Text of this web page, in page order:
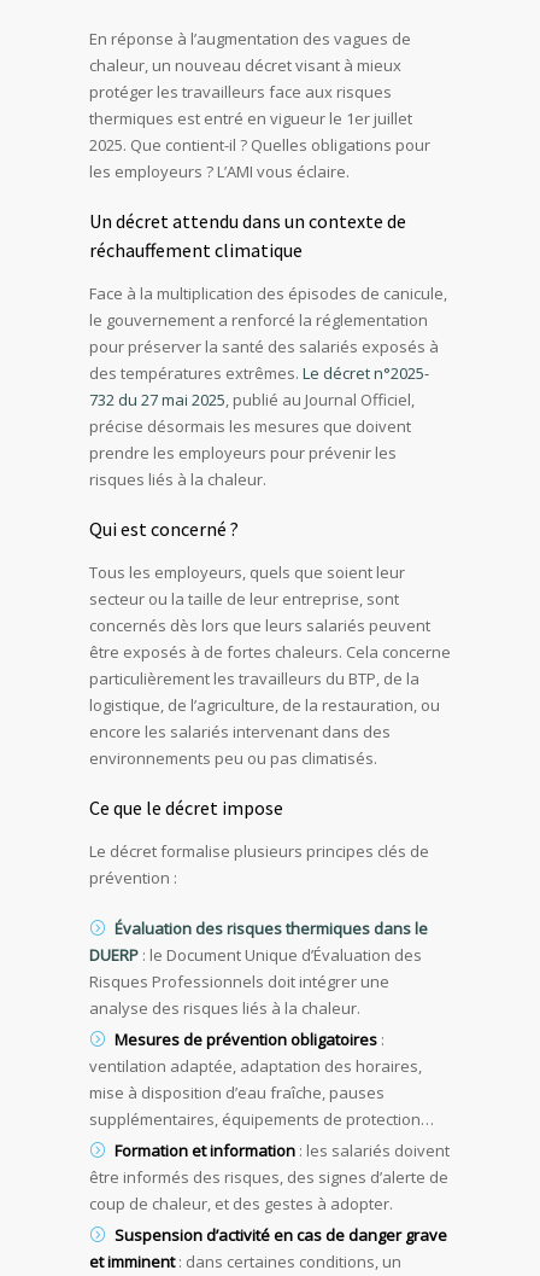
En réponse à l’augmentation des vagues de
chaleur, un nouveau décret visant à mieux
protéger les travailleurs face aux risques
thermiques est entré en vigueur le 1er juillet
2025. Que contient-il ? Quelles obligations pour
les employeurs ? L’AMI vous éclaire.
Un décret attendu dans un contexte de
réchauffement climatique
Face à la multiplication des épisodes de canicule,
le gouvernement a renforcé la réglementation
pour préserver la santé des salariés exposés à
des températures extrêmes. Le décret n°2025-
732 du 27 mai 2025, publié au Journal Officiel,
précise désormais les mesures que doivent
prendre les employeurs pour prévenir les
risques liés à la chaleur.
Qui est concerné ?
Tous les employeurs, quels que soient leur
secteur ou la taille de leur entreprise, sont
concernés dès lors que leurs salariés peuvent
être exposés à de fortes chaleurs. Cela concerne
particulièrement les travailleurs du BTP, de la
logistique, de l’agriculture, de la restauration, ou
encore les salariés intervenant dans des
environnements peu ou pas climatisés.
Ce que le décret impose
Le décret formalise plusieurs principes clés de
prévention :
Évaluation des risques thermiques dans le
DUERP : le Document Unique d’Évaluation des
Risques Professionnels doit intégrer une
analyse des risques liés à la chaleur.
Mesures de prévention obligatoires :
ventilation adaptée, adaptation des horaires,
mise à disposition d’eau fraîche, pauses
supplémentaires, équipements de protection…
Formation et information : les salariés doivent
être informés des risques, des signes d’alerte de
coup de chaleur, et des gestes à adopter.
Suspension d’activité en cas de danger grave
et imminent: dans certaines conditions, un